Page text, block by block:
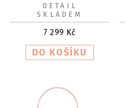
7 299 Kč
DETAIL
SKLADEM